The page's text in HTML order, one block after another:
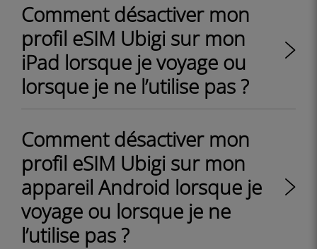
Comment désactiver mon
profil eSIM Ubigi sur mon
iPad lorsque je voyage ou
lorsque je ne l’utilise pas ?
Comment désactiver mon
profil eSIM Ubigi sur mon
appareil Android lorsque je
voyage ou lorsque je ne
l’utilise pas ?